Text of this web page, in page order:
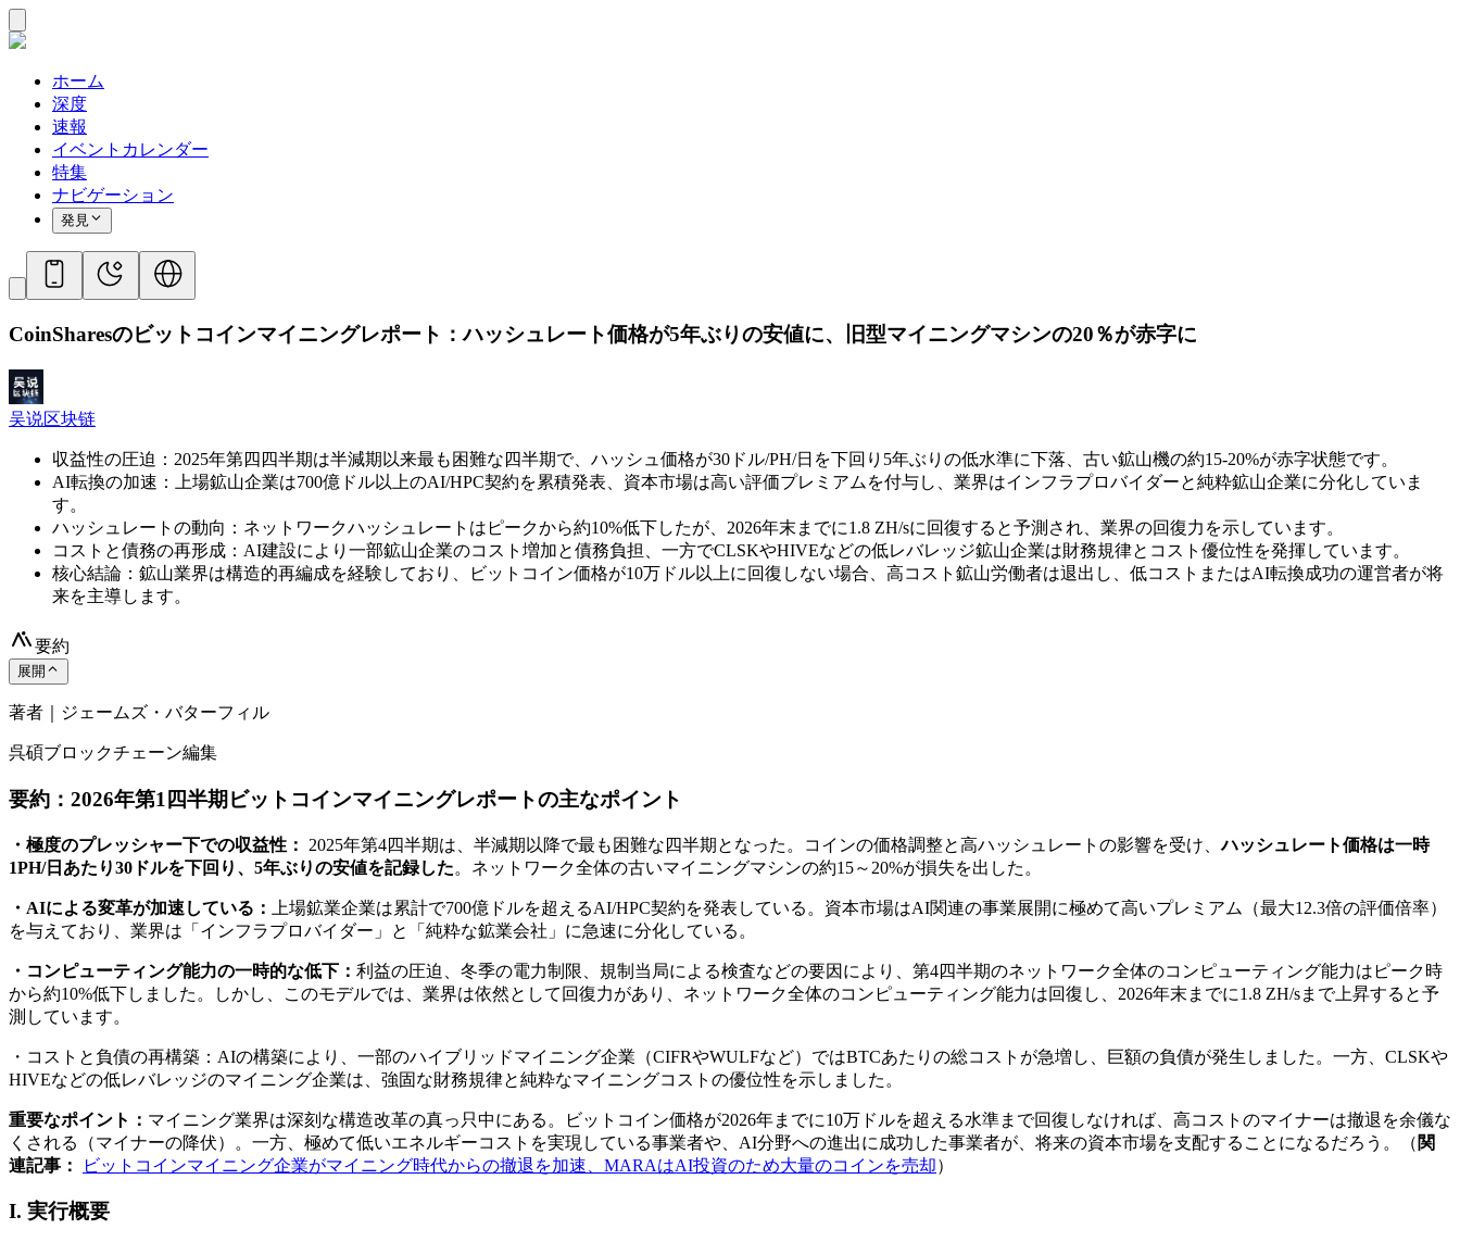
ホーム
深度
速報
イベントカレンダー
特集
ナビゲーション
発見
CoinSharesのビットコインマイニングレポート：ハッシュレート価格が5年ぶりの安値に、旧型マイニングマシンの20％が赤字に
吴说区块链
収益性の圧迫：2025年第四四半期は半減期以来最も困難な四半期で、ハッシュ価格が30ドル/PH/日を下回り5年ぶりの低水準に下落、古い鉱山機の約15-20%が赤字状態です。
AI転換の加速：上場鉱山企業は700億ドル以上のAI/HPC契約を累積発表、資本市場は高い評価プレミアムを付与し、業界はインフラプロバイダーと純粋鉱山企業に分化していま
す。
ハッシュレートの動向：ネットワークハッシュレートはピークから約10%低下したが、2026年末までに1.8 ZH/sに回復すると予測され、業界の回復力を示しています。
コストと債務の再形成：AI建設により一部鉱山企業のコスト増加と債務負担、一方でCLSKやHIVEなどの低レバレッジ鉱山企業は財務規律とコスト優位性を発揮しています。
核心結論：鉱山業界は構造的再編成を経験しており、ビットコイン価格が10万ドル以上に回復しない場合、高コスト鉱山労働者は退出し、低コストまたはAI転換成功の運営者が将
来を主導します。
要約
展開
著者｜ジェームズ・バターフィル
呉碩ブロックチェーン編集
要約：2026年第1四半期ビットコインマイニングレポートの主なポイント
・極度のプレッシャー下での収益性： 2025年第4四半期は、半減期以降で最も困難な四半期となった。コインの価格調整と高ハッシュレートの影響を受け、ハッシュレート価格は一時
1PH/日あたり30ドルを下回り、5年ぶりの安値を記録した。ネットワーク全体の古いマイニングマシンの約15～20%が損失を出した。
・AIによる変革が加速している：
上場鉱業企業は累計で700億ドルを超えるAI/HPC契約を発表している。資本市場はAI関連の事業展開に極めて高いプレミアム（最大12.3倍の評価倍率）
を与えており、業界は「インフラプロバイダー」と「純粋な鉱業会社」に急速に分化している。
・コンピューティング能力の一時的な低下： 利益の圧迫、冬季の電力制限、規制当局による検査などの要因により、第4四半期のネットワーク全体のコンピューティング能力はピーク時
から約10%低下しました。しかし、このモデルでは、業界は依然として回復力があり、ネットワーク全体のコンピューティング能力は回復し、2026年末までに1.8 ZH/sまで上昇すると予
測しています。
・コストと負債の再構築：AIの構築により、一部のハイブリッドマイニング企業（CIFRやWULFなど）ではBTCあたりの総コストが急増し、巨額の負債が発生しました。一方、CLSKや
HIVEなどの低レバレッジのマイニング企業は、強固な財務規律と純粋なマイニングコストの優位性を示しました。
重要なポイント： マイニング業界は深刻な構造改革の真っ只中にある。ビットコイン価格が2026年までに10万ドルを超える水準まで回復しなければ、高コストのマイナーは撤退を余儀な
くされる（マイナーの降伏）。一方、極めて低いエネルギーコストを実現している事業者や、AI分野への進出に成功した事業者が、将来の資本市場を支配することになるだろう。（ 関
連記事：
ビットコインマイニング企業がマイニング時代からの撤退を加速、MARAはAI投資のため大量のコインを売却）
I. 実行概要